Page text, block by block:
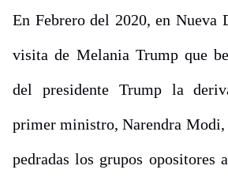
En Febrero del 2020, en Nueva
visita de Melania Trump que
del presidente Trump la
primer ministro, Narendra Modi,
pedradas los grupos opositores